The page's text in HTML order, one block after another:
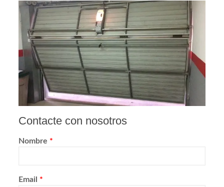
Contacte con nosotros
Nombre *
Email *